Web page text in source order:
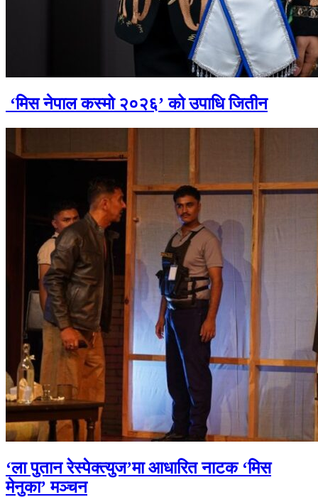
‘मिस नेपाल कस्मो २०२६’ को उपाधि जितीन
‘ला पुतान रेस्पेक्त्युज’मा आधारित नाटक ‘मिस
मेनुका’ मञ्चन